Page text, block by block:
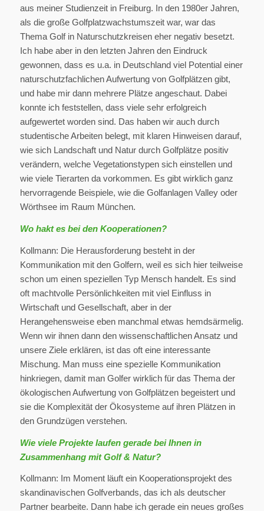
aus meiner Studienzeit in Freiburg. In den 1980er Jahren,
als die große Golfplatzwachstumszeit war, war das
Thema Golf in Naturschutzkreisen eher negativ besetzt.
Ich habe aber in den letzten Jahren den Eindruck
gewonnen, dass es u.a. in Deutschland viel Potential einer
naturschutzfachlichen Aufwertung von Golfplätzen gibt,
und habe mir dann mehrere Plätze angeschaut. Dabei
konnte ich feststellen, dass viele sehr erfolgreich
aufgewertet worden sind. Das haben wir auch durch
studentische Arbeiten belegt, mit klaren Hinweisen darauf,
wie sich Landschaft und Natur durch Golfplätze positiv
verändern, welche Vegetationstypen sich einstellen und
wie viele Tierarten da vorkommen. Es gibt wirklich ganz
hervorragende Beispiele, wie die Golfanlagen Valley oder
Wörthsee im Raum München.
Wo hakt es bei den Kooperationen?
Kollmann: Die Herausforderung besteht in der
Kommunikation mit den Golfern, weil es sich hier teilweise
schon um einen speziellen Typ Mensch handelt. Es sind
oft machtvolle Persönlichkeiten mit viel Einfluss in
Wirtschaft und Gesellschaft, aber in der
Herangehensweise eben manchmal etwas hemdsärmelig.
Wenn wir ihnen dann den wissenschaftlichen Ansatz und
unsere Ziele erklären, ist das oft eine interessante
Mischung. Man muss eine spezielle Kommunikation
hinkriegen, damit man Golfer wirklich für das Thema der
ökologischen Aufwertung von Golfplätzen begeistert und
sie die Komplexität der Ökosysteme auf ihren Plätzen in
den Grundzügen verstehen.
Wie viele Projekte laufen gerade bei Ihnen in
Zusammenhang mit Golf & Natur?
Kollmann: Im Moment läuft ein Kooperationsprojekt des
skandinavischen Golfverbands, das ich als deutscher
Partner bearbeite. Dann habe ich gerade ein neues großes